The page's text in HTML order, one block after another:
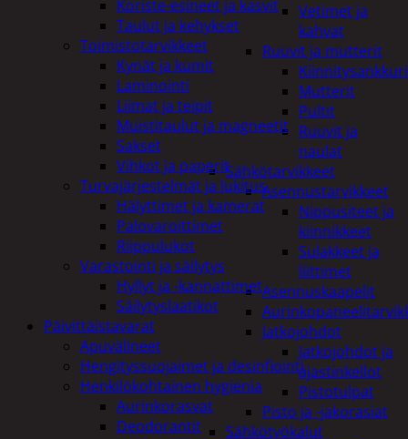
Vetimet ja
kahvat
Ruuvit ja mutterit
Mutterit
Pultit
Ruuvit ja
naulat
Sähkötarvikkeet
Asennustarvikkeet
Nippusiteet ja
kiinnikkeet
Sulakkeet ja
liittimet
Asennuskaapelit
Jatkojohdot
Jatkojohdot ja
ajastinkellot
Pistotulpat
Pisto ja -jakorasiat
Sähkötyökalut
Koriste-esineet ja kasvit
Taulut ja kehykset
Toimistotarvikkeet
Kynät ja kumit
Laminointi
Liimat ja teipit
Muistitaulut ja magneetit
Sakset
Vihkot ja paperit
Turvajärjestelmät ja lukitus
Hälyttimet ja kamerat
Palovaroittimet
Riippulukot
Varastointi ja säilytys
Hyllyt ja -kannattimet
Säilytyslaatikot
Päivittäistavarat
Apuvälineet
Hengityssuojaimet ja desinfiointi
Henkilökohtainen hygienia
Aurinkorasvat
Deodorantit